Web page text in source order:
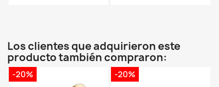
Los clientes que adquirieron este
producto también compraron:
-20% -20%